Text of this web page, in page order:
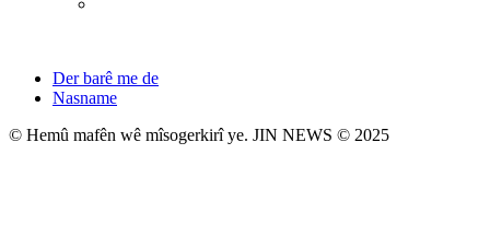
Der barê me de
Nasname
© Hemû mafên wê mîsogerkirî ye. JIN NEWS © 2025